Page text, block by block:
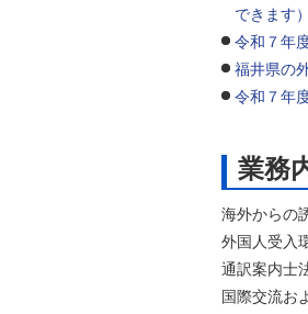
できます）
令和７年
福井県の
令和７年
業務
海外からの
外国人受入
通訳案内士
国際交流お